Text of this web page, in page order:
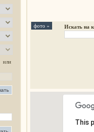
или
фото » Искать на
This